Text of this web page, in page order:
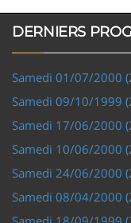
DERNIERS
Samedi 01/07/2000
Samedi 09/10/1999
Samedi 17/06/2000
Samedi 10/06/2000
Samedi 24/06/2000
Samedi 08/04/2000